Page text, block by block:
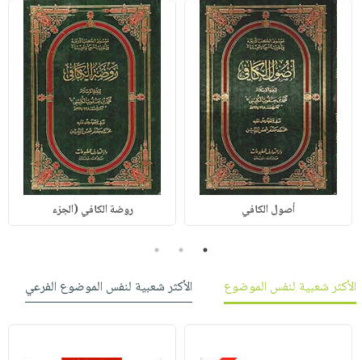
أصول الكافي روضة الكافي (الجزء
1
2
3
الأكثر شعبية لنفس الموضوع
الأكثر شعبية لنفس الموضوع الفرعي